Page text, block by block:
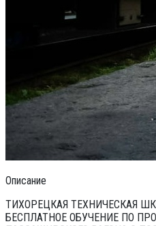
Описание
ТИХОРЕЦКАЯ ТЕХНИЧЕСКАЯ
БЕСПЛАТНОЕ ОБУЧЕНИЕ ПО